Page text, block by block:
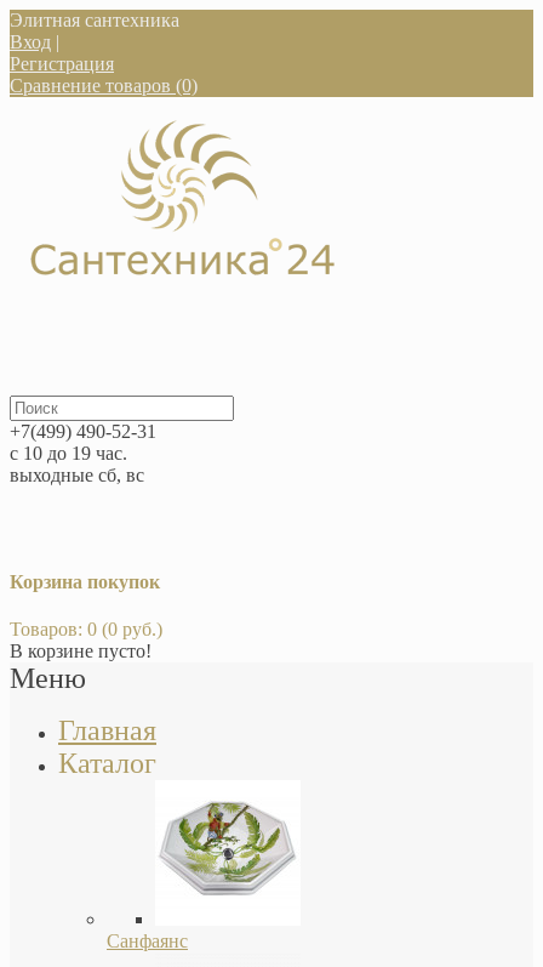
Элитная сантехника
Вход |
Регистрация
Сравнение товаров (0)
+7(499) 490-52-31
с 10 до 19 час.
выходные сб, вс
Корзина покупок
Товаров: 0 (0 руб.)
В корзине пусто!
Меню
Главная
Каталог
Санфаянс